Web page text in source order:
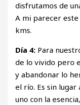
disfrutamos de
A mi parecer
kms.
Día 4: Para
de lo vivido pero
y abandonar lo
el río. Es sin lugar
uno con la